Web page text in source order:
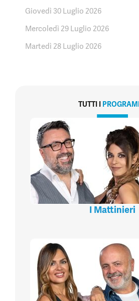
Giovedì 30 Luglio 2026
Mercoledì 29 Luglio 2026
Martedì 28 Luglio 2026
TUTTI I
I Mattinieri